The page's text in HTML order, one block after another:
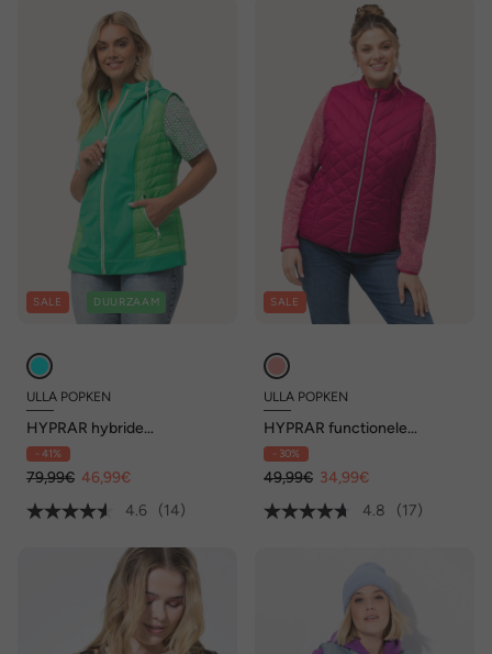
SALE DUURZAAM
ULLA POPKEN
HYPRAR hybride
bodywarmer met capuchon,
waterafstotend
- 41%
79,99€ 46,99€
4.6
(14)
SALE
ULLA POPKEN
HYPRAR functionele
doorgestikte bodywarmer,
waterafstotend, opstaande
kraag
- 30%
49,99€ 34,99€
4.8
(17)